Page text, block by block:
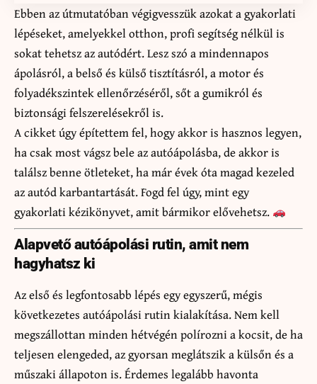
Ebben az útmutatóban végigvesszük azokat a gyakorlati
lépéseket, amelyekkel otthon, profi segítség nélkül is
sokat tehetsz az autódért. Lesz szó a mindennapos
ápolásról, a belső és külső tisztításról, a motor és
folyadékszintek ellenőrzéséről, sőt a gumikról és
biztonsági felszerelésekről is.
A cikket úgy építettem fel, hogy akkor is hasznos legyen,
ha csak most vágsz bele az autóápolásba, de akkor is
találsz benne ötleteket, ha már évek óta magad kezeled
az autód karbantartását. Fogd fel úgy, mint egy
gyakorlati kézikönyvet, amit bármikor elővehetsz.
Alapvető autóápolási rutin, amit nem
hagyhatsz ki
Az első és legfontosabb lépés egy egyszerű, mégis
következetes autóápolási rutin kialakítása. Nem kell
megszállottan minden hétvégén polírozni a kocsit, de ha
teljesen elengeded, az gyorsan meglátszik a külsőn és a
műszaki állapoton is. Érdemes legalább havonta